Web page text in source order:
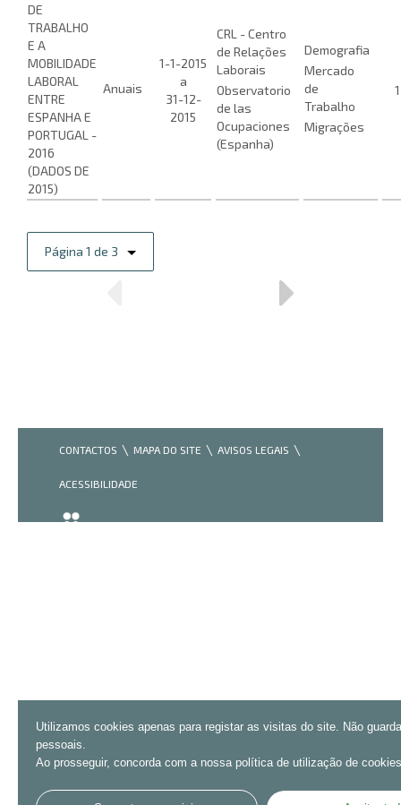
Utilizamos cookies apenas para registar as visitas do site. Não
pessoais.
Ao prosseguir, concorda com a nossa política de utilização de
DE
TRABALHO
E A
MOBILIDADE
LABORAL
ENTRE
ESPANHA E
PORTUGAL -
2016
(DADOS DE
2015)
Anuais
1-1-2015
a
31-12-
2015
CRL - Centro
de Relações
Laborais
Observatorio
de las
Ocupaciones
(Espanha)
Demografia
Mercado
de
Trabalho
Migrações
Página 1 de 3
CONTACTOS MAPA DO SITE AVISOS LEGAIS
ACESSIBILIDADE